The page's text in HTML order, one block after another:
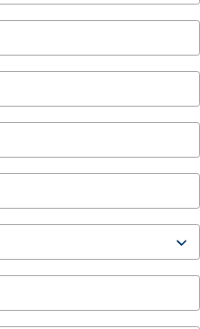
en
son esenciales
principal sobre el